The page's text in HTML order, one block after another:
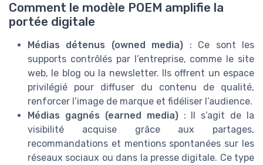
Comment le modèle POEM amplifie la
portée digitale
Médias détenus (owned media) : Ce sont les
supports contrôlés par l’entreprise, comme le site
web, le blog ou la newsletter. Ils offrent un espace
privilégié pour diffuser du contenu de qualité,
renforcer l’image de marque et fidéliser l’audience.
Médias gagnés (earned media): Il s’agit de la
visibilité acquise grâce aux partages,
recommandations et mentions spontanées sur les
réseaux sociaux ou dans la presse digitale. Ce type